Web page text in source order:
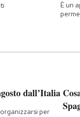
È un
dall’Italia
per